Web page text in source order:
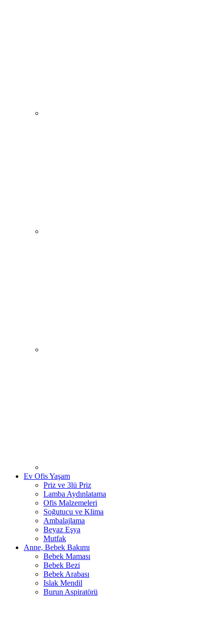
Ev Ofis Yaşam
Priz ve 3lü Priz
Lamba Aydınlatama
Ofis Malzemeleri
Soğutucu ve Klima
Ambalajlama
Beyaz Eşya
Mutfak
Anne, Bebek Bakımı
Bebek Maması
Bebek Bezi
Bebek Arabası
Islak Mendil
Burun Aspiratörü